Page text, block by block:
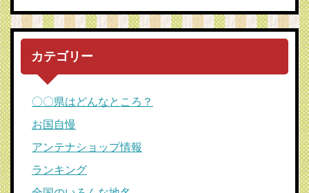
カテゴリー
〇〇県はどんなところ？
お国自慢
アンテナショップ情報
ランキング